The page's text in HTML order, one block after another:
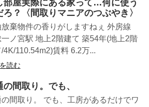
部屋実際にある家って…何に使う
ろ？〈間取りマニアのつぶやき〉
放棄物件の香りがしますねぇ 外房線
一ノ宮駅 地上2階建て 築54年(地上2階
4K/110.54m2)賃料 6.2万...
読む
の間取り。でも、
間取り。 でも、工房があるだけでワ